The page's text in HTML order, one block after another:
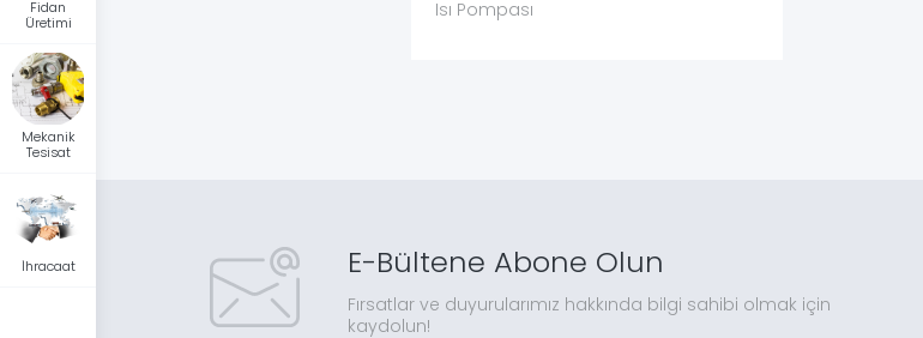
Fidan
Üretimi
Mekanik
Tesisat
İhracaat
Isı Pompası
E-Bültene Abone Olun
Fırsatlar ve duyurularımız hakkında bilgi sahibi olmak için
kaydolun!